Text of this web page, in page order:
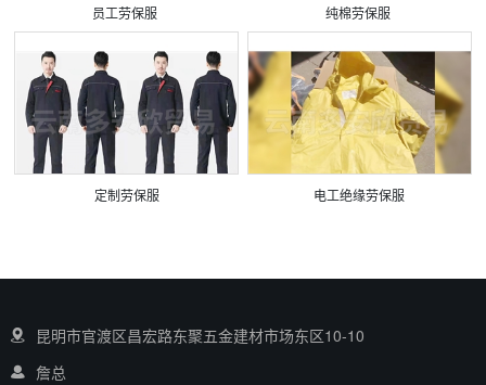
员工劳保服 纯棉劳保服
定制劳保服 电工绝缘劳保服
昆明市官渡区昌宏路东聚五金建材市场东区10-10
詹总